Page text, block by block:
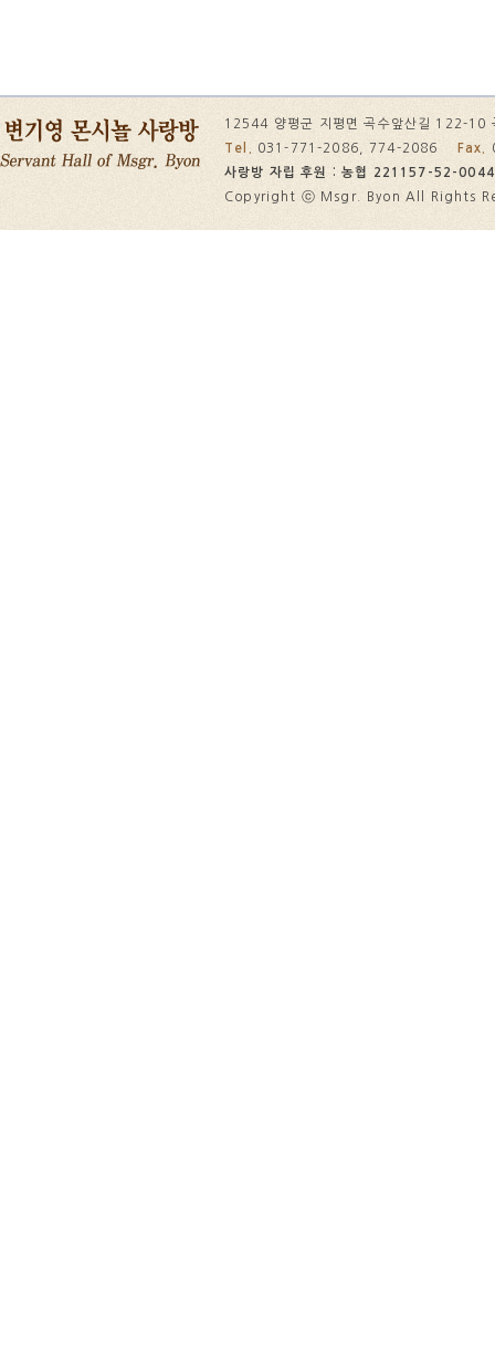
12544 양평군 지평면 곡수앞산길 122-10
Tel.
031-771-2086, 774-2086 Fax.
사랑방 자립 후원 : 농협 221157-52-
Copyright ⓒ Msgr. Byon All Rights